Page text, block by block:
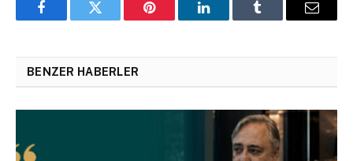
FacebookTwitter Pinterest LinkedInTumblr Email
BENZER HABERLER